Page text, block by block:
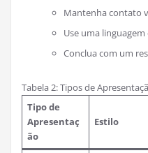
Mantenha contato
Use uma
Conclua com um
Tabela 2: Tipos de
Tipo de
Apresentaç
ão
Estilo